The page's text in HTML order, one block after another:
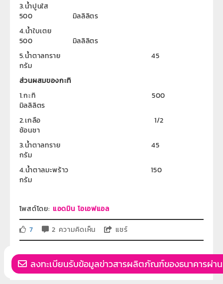
3.น้ำปูนใส
500 มิลลิลิตร
4.น้ำใบเตย
500 มิลลิลิตร
5.น้ำตาลทราย 45
กรัม
ส่วนผสมของกะทิ
1.กะทิ 500
มิลลิลิตร
2.เกลือ 1/2
ช้อนชา
3.น้ำตาลทราย 45
กรัม
4.น้ำตาลมะพร้าว 150
กรัม
โพสต์โดย:แอดมิน โอเอฟแอล
7
2 ความคิดเห็น แชร์
ลงทะเบียนรับข้อมูลข่าวสารผลิตภัณฑ์ของธนาคารผ่า